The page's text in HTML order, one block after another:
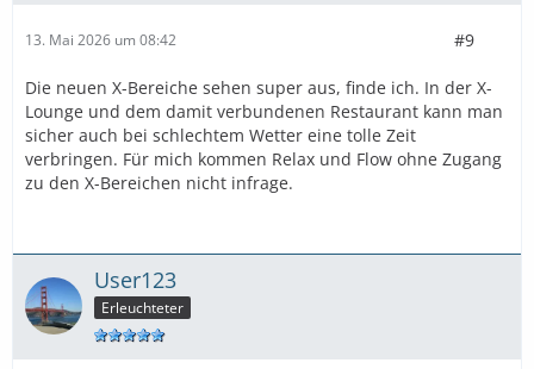
13. Mai 2026 um 08:42 #9
Die neuen X-Bereiche sehen super aus, finde ich. In der X-
Lounge und dem damit verbundenen Restaurant kann man
sicher auch bei schlechtem Wetter eine tolle Zeit
verbringen. Für mich kommen Relax und Flow ohne Zugang
zu den X-Bereichen nicht infrage.
User123
Erleuchteter